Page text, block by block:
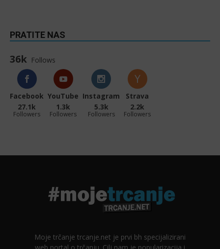
PRATITE NAS
36k Follows
Facebook
27.1k
Followers
YouTube
1.3k
Followers
Instagram
5.3k
Followers
Strava
2.2k
Followers
Moje trčanje trcanje.net je prvi bh specijalizirani